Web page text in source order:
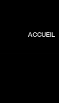
ACCUEIL